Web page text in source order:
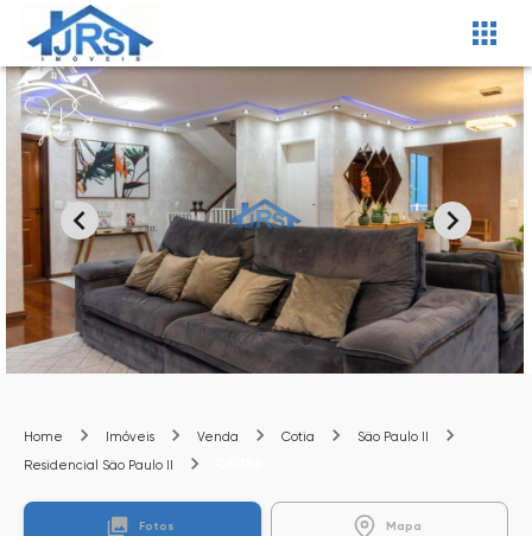
Home Imóveis Venda Cotia
São Paulo II
Residencial São Paulo II
Fotos Mapa